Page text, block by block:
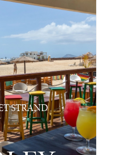
STRAND